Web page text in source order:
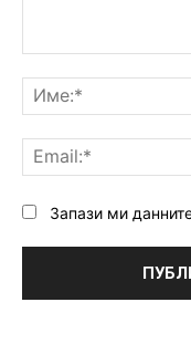
Запази ми